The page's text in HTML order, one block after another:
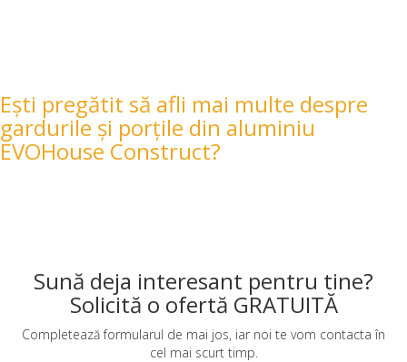
Ești pregătit să afli mai multe despre
gardurile și porțile din aluminiu
EVOHouse Construct?
Sună deja interesant pentru tine?
Solicită o ofertă GRATUITĂ
Completează formularul de mai jos, iar noi te vom contacta în
cel mai scurt timp.